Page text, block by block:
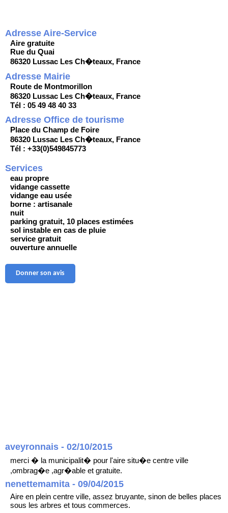
Adresse Aire-Service
Aire gratuite
Rue du Quai
86320 Lussac Les Ch�teaux, France
Adresse Mairie
Route de Montmorillon
86320 Lussac Les Ch�teaux, France
Tél : 05 49 48 40 33
Adresse Office de tourisme
Place du Champ de Foire
86320 Lussac Les Ch�teaux, France
Tél : +33(0)549845773
Services
eau propre
vidange cassette
vidange eau usée
borne : artisanale
nuit
parking gratuit, 10 places estimées
sol instable en cas de pluie
service gratuit
ouverture annuelle
Donner son avis
aveyronnais - 02/10/2015
merci � la municipalit� pour l'aire situ�e centre ville
,ombrag�e ,agr�able et gratuite.
nenettemamita - 09/04/2015
Aire en plein centre ville, assez bruyante, sinon de belles places
sous les arbres et tous commerces.